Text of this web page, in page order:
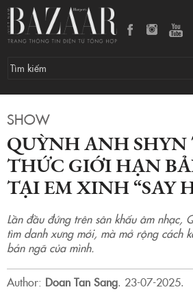
SHOW
QUỲNH ANH
THỨC GIỚI HẠN
TẠI EM XINH “SAY
Lần đầu đứng trên sân khấu âm nhạc,
tìm danh xưng mới, mà mở rộng cách
bản ngã của mình.
Author: Doan Tan Sang. 23-07-2025.